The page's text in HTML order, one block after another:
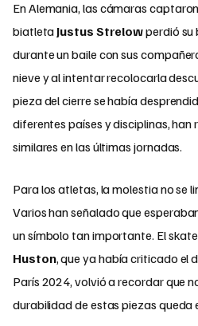
En Alemania, las cámaras
biatleta Justus Strelowperdió su
durante un baile con sus
nieve y al intentar recolocarla
pieza del cierre se había
diferentes países y disciplinas,
similares en las últimas jornadas.
Para los atletas, la molestia no se
Varios han señalado que
un símbolo tan importante. El
Huston, que ya había criticado el
París 2024, volvió a recordar que
durabilidad de estas piezas queda